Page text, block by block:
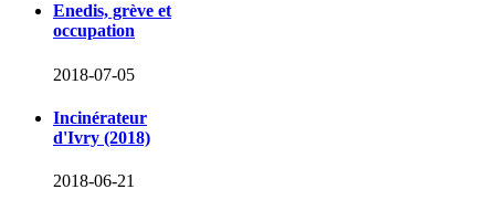
Enedis, grève et
occupation
2018-07-05
Incinérateur
d'Ivry (2018)
2018-06-21